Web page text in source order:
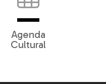
Agenda
Cultural